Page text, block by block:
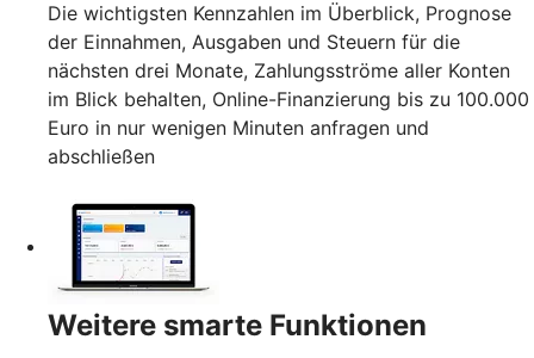
Die wichtigsten Kennzahlen im Überblick, Prognose
der Einnahmen, Ausgaben und Steuern für die
nächsten drei Monate, Zahlungsströme aller Konten
im Blick behalten, Online-Finanzierung bis zu 100.000
Euro in nur wenigen Minuten anfragen und
abschließen
Weitere smarte Funktionen